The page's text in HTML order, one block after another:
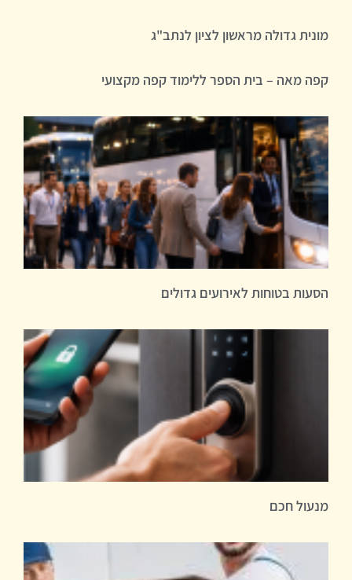
מונית גדולה מראשון לציון לנתב"ג
קפה מאה – בית הספר ללימוד קפה מקצועי
הסעות בטוחות לאירועים גדולים
מנעול חכם